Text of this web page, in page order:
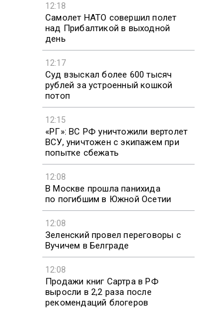
12:18
Самолет НАТО совершил полет
над Прибалтикой в выходной
день
12:17
Суд взыскал более 600 тысяч
рублей за устроенный кошкой
потоп
12:15
«РГ»: ВС РФ уничтожили вертолет
ВСУ, уничтожен с экипажем при
попытке сбежать
12:08
В Москве прошла панихида
по погибшим в Южной Осетии
12:08
Зеленский провел переговоры с
Вучичем в Белграде
12:08
Продажи книг Сартра в РФ
выросли в 2,2 раза после
рекомендаций блогеров